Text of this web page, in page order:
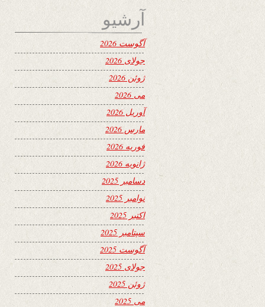
آرشیو
آگوست 2026
جولای 2026
ژوئن 2026
می 2026
آوریل 2026
مارس 2026
فوریه 2026
ژانویه 2026
دسامبر 2025
نوامبر 2025
اکتبر 2025
سپتامبر 2025
آگوست 2025
جولای 2025
ژوئن 2025
می 2025